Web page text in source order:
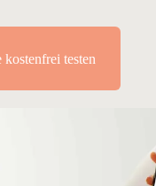
kostenfrei testen